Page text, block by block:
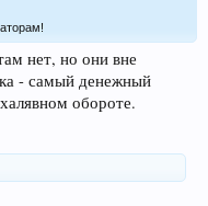
нет, но они вне
- самый денежный
обороте.